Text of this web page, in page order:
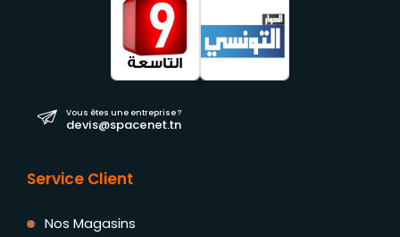
Vous êtes une entreprise ?
devis@spacenet.tn
Service Client
Nos Magasins